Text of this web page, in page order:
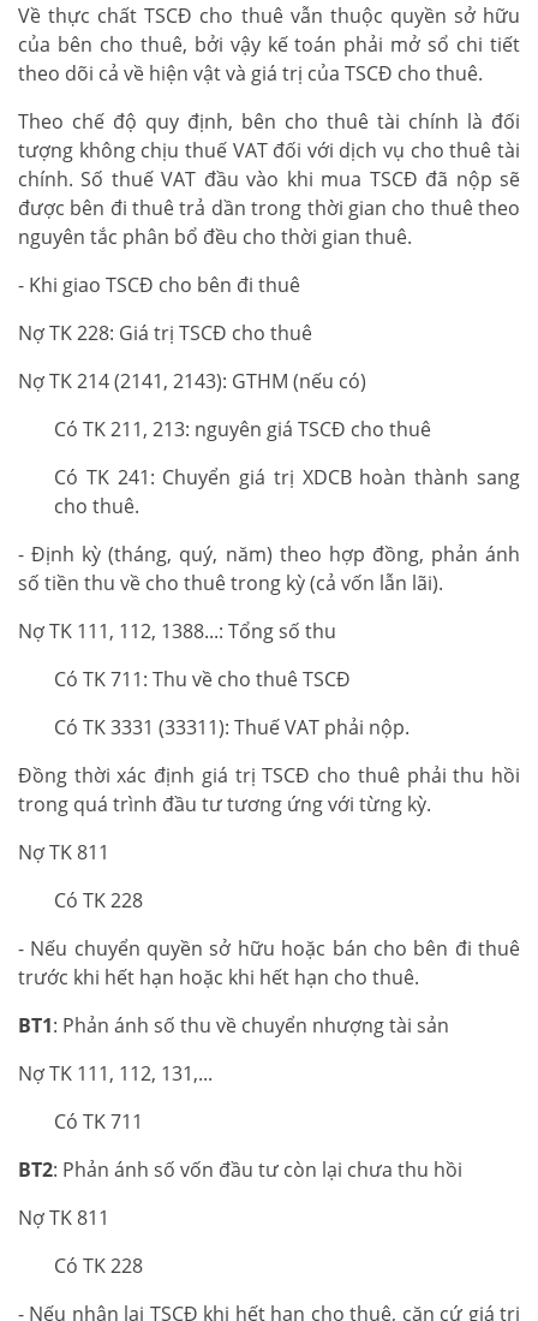
Về thực chất TSCĐ cho thuê vẫn thuộc quyền sở hữu
của bên cho thuê, bởi vậy kế toán phải mở sổ chi tiết
theo dõi cả về hiện vật và giá trị của TSCĐ cho thuê.
Theo chế độ quy định, bên cho thuê tài chính là đối
tượng không chịu thuế VAT đối với dịch vụ cho thuê tài
chính. Số thuế VAT đầu vào khi mua TSCĐ đã nộp sẽ
được bên đi thuê trả dần trong thời gian cho thuê theo
nguyên tắc phân bổ đều cho thời gian thuê.
- Khi giao TSCĐ cho bên đi thuê
Nợ TK 228: Giá trị TSCĐ cho thuê
Nợ TK 214 (2141, 2143): GTHM (nếu có)
Có TK 211, 213: nguyên giá TSCĐ cho thuê
Có TK 241: Chuyển giá trị XDCB hoàn thành sang
cho thuê.
- Định kỳ (tháng, quý, năm) theo hợp đồng, phản ánh
số tiền thu về cho thuê trong kỳ (cả vốn lẫn lãi).
Nợ TK 111, 112, 1388...: Tổng số thu
Có TK 711: Thu về cho thuê TSCĐ
Có TK 3331 (33311): Thuế VAT phải nộp.
Đồng thời xác định giá trị TSCĐ cho thuê phải thu hồi
trong quá trình đầu tư tương ứng với từng kỳ.
Nợ TK 811
Có TK 228
- Nếu chuyển quyền sở hữu hoặc bán cho bên đi thuê
trước khi hết hạn hoặc khi hết hạn cho thuê.
BT1: Phản ánh số thu về chuyển nhượng tài sản
Nợ TK 111, 112, 131,...
Có TK 711
BT2: Phản ánh số vốn đầu tư còn lại chưa thu hồi
Nợ TK 811
Có TK 228
- Nếu nhận lại TSCĐ khi hết hạn cho thuê, căn cứ giá trị